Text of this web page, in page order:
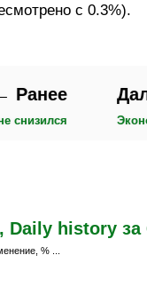
с 0.3%).
Ранее
снизился
history за
% ...